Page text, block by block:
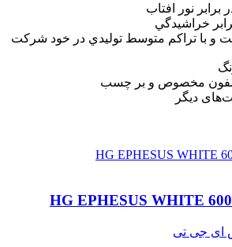
برابر نور افتاب
خراشيدگي
و با تراکم متوسط توليدي در خود شرکت
سلفون مخصوص و بر چسب
دیگر
ای جی تی